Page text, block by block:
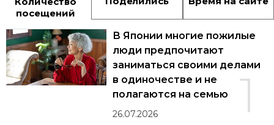
посещений
1
В Японии многие пожилые
люди предпочитают
заниматься своими делами
в одиночестве и не
полагаются на семью
26.07.2026